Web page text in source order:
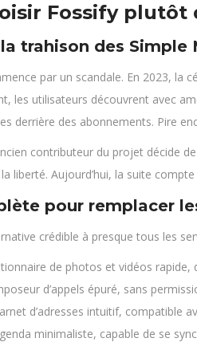
Fossify plutôt
trahison des Simple
par un scandale. En 2023,
les utilisateurs découvrent avec
derrière des abonnements. Pire
contributeur du projet décide
liberté. Aujourd’hui, la suite
pour remplacer
crédible à presque tous les
de photos et vidéos
d’appels épuré, sans
d’adresses intuitif, compatible
minimaliste, capable de se